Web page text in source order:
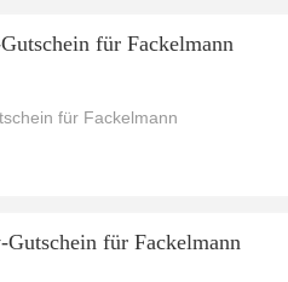
für Fackelmann
für Fackelmann
für Fackelmann